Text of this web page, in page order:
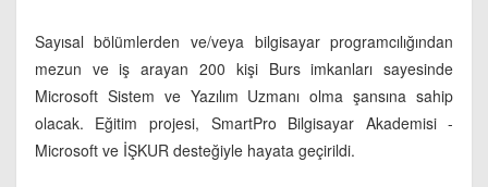
Sayısal bölümlerden ve/veya bilgisayar programcılığından
mezun ve iş arayan 200 kişi Burs imkanları sayesinde
Microsoft Sistem ve Yazılım Uzmanı olma şansına sahip
olacak. Eğitim projesi, SmartPro Bilgisayar Akademisi -
Microsoft ve İŞKUR desteğiyle hayata geçirildi.